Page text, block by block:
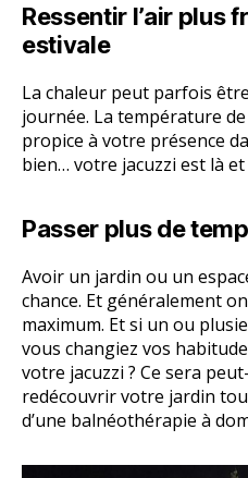
Ressentir l’air plus
estivale
La chaleur peut parfois
journée. La température
propice à votre présence
bien… votre jacuzzi est là et
Passer plus de
Avoir un jardin ou un
chance. Et généralement
maximum. Et si un ou
vous changiez vos
votre jacuzzi ? Ce sera
redécouvrir votre jardin
d’une balnéothérapie à